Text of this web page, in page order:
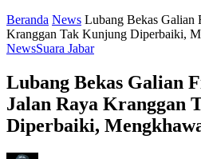
Beranda News Lubang Bekas Galian
Kranggan Tak Kunjung Diperbaiki,
NewsSuara Jabar
Lubang Bekas Galian
Jalan Raya Kranggan
Diperbaiki,